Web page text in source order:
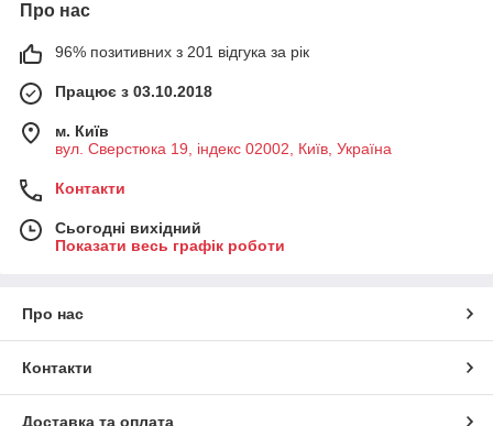
Про нас
96% позитивних з 201 відгука за рік
Працює з 03.10.2018
м. Київ
вул. Сверстюка 19, індекс 02002, Київ, Україна
Контакти
Сьогодні вихідний
Показати весь графік роботи
Про нас
Контакти
Доставка та оплата